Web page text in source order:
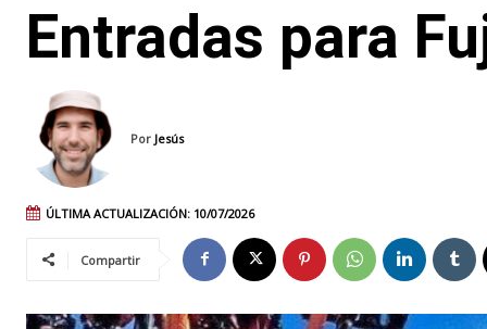
Entradas para
Por Jesús
ÚLTIMA ACTUALIZACIÓN: 10/07/2026
Compartir